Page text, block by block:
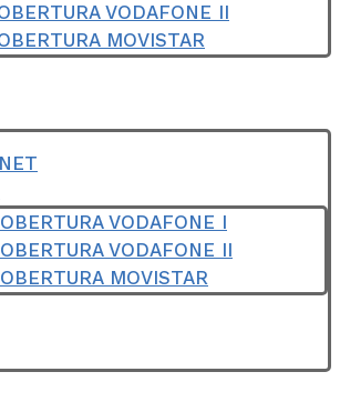
VODAFONE II
MOVISTAR
VODAFONE I
VODAFONE II
MOVISTAR